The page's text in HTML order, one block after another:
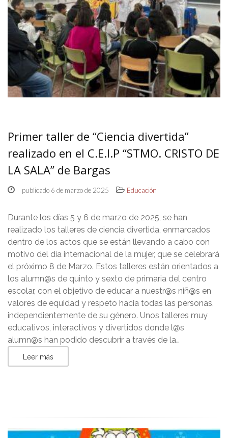
Primer taller de “Ciencia divertida”
realizado en el C.E.I.P “STMO. CRISTO DE
LA SALA” de Bargas
publicado 6 de marzo de 2025 Educación
Durante los días 5 y 6 de marzo de 2025, se han
realizado los talleres de ciencia divertida, enmarcados
dentro de los actos que se están llevando a cabo con
motivo del día internacional de la mujer, que se celebrará
el próximo 8 de Marzo. Estos talleres están orientados a
los alumn@s de quinto y sexto de primaria del centro
escolar, con el objetivo de educar a nuestr@s niñ@s en
valores de equidad y respeto hacia todas las personas,
independientemente de su género. Unos talleres muy
educativos, interactivos y divertidos donde l@s
alumn@s han podido descubrir a través de la…
Leer más